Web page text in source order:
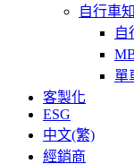
自行車
自
單
客製化
ESG
中文(繁)
經銷商